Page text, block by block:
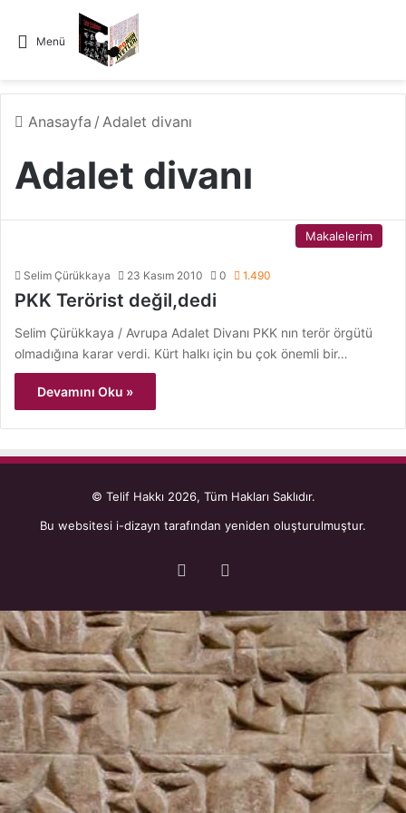
Menü
Anasayfa / Adalet divanı
Adalet divanı
Makalelerim
Selim Çürükkaya 23 Kasım 2010 0 1.490
PKK Terörist değil,dedi
Selim Çürükkaya / Avrupa Adalet Divanı PKK nın terör örgütü
olmadığına karar verdi. Kürt halkı için bu çok önemli bir…
Devamını Oku »
© Telif Hakkı 2026, Tüm Hakları Saklıdır.
Bu websitesi i-dizayn tarafından yeniden oluşturulmuştur.
Facebook